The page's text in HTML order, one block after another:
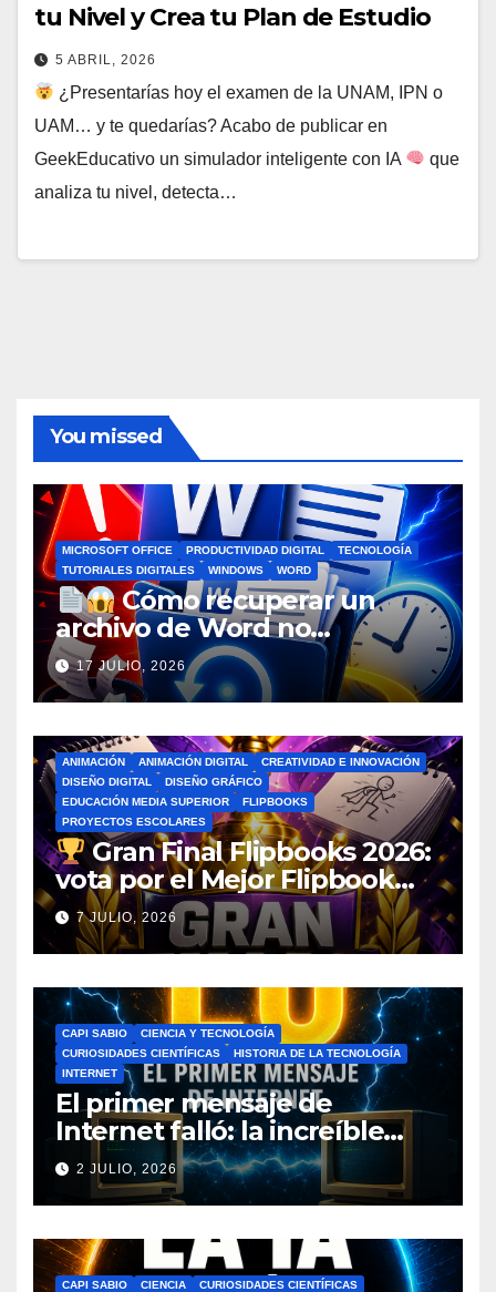
tu Nivel y Crea tu Plan de Estudio
5 ABRIL, 2026
¿Presentarías hoy el examen de la UNAM, IPN o
UAM… y te quedarías? Acabo de publicar en
GeekEducativo un simulador inteligente con IA
que
analiza tu nivel, detecta…
You missed
MICROSOFT OFFICE PRODUCTIVIDAD DIGITAL
TECNOLOGÍA
TUTORIALES DIGITALES
WINDOWS WORD
Cómo recuperar un
archivo de Word no
guardado antes de entrar en
pánico
17 JULIO, 2026
ANIMACIÓN ANIMACIÓN DIGITAL
CREATIVIDAD E INNOVACIÓN
DISEÑO DIGITAL
DISEÑO GRÁFICO
EDUCACIÓN MEDIA SUPERIOR
FLIPBOOKS
PROYECTOS ESCOLARES
Gran Final Flipbooks 2026:
vota por el Mejor Flipbook
del Ciclo Escolar
7 JULIO, 2026
CAPI SABIO
CIENCIA Y TECNOLOGÍA
CURIOSIDADES CIENTÍFICAS
HISTORIA DE LA TECNOLOGÍA
INTERNET
El primer mensaje de
Internet falló: la increíble
historia de ARPANET que
cambió el mundo
2 JULIO, 2026
CAPI SABIO CIENCIA
CURIOSIDADES CIENTÍFICAS